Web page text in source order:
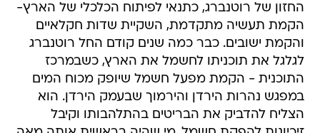
החזון של רוטנברג, כתנאי לפיתוח הכלכלי של הארץ-
הקמת תעשיה מתקדמת, השקיית שדות חקלאיים
והקמת ישובים. כבר כמה שנים קודם החל רוטנברג
לגלגל את תוכניתו לחשמל את הארץ, כשבמרכז
התוכנית - הקמת מפעל חשמל שיופק מכוח המים
במפגש נהרות הירדן והירמוך שבעמק הירדן. הוא
הצליח להדביק את הבריטים בהתלהבותו וקיבל